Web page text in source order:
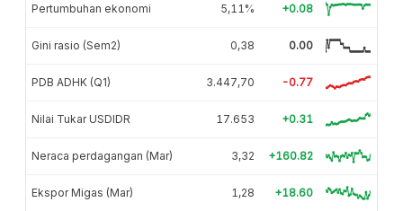
Pertumbuhan ekonomi 5,11% +0.08
Gini rasio (Sem2) 0,38 0.00
PDB ADHK (Q1) 3.447,70 -0.77
Nilai Tukar USDIDR 17.653 +0.31
Neraca perdagangan (Mar) 3,32 +160.82
Ekspor Migas (Mar) 1,28 +18.60